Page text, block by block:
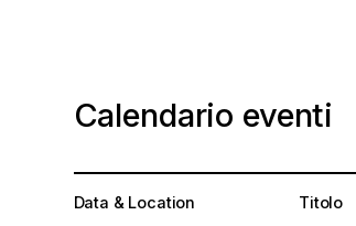
Calendario eventi
Data & Location Titolo